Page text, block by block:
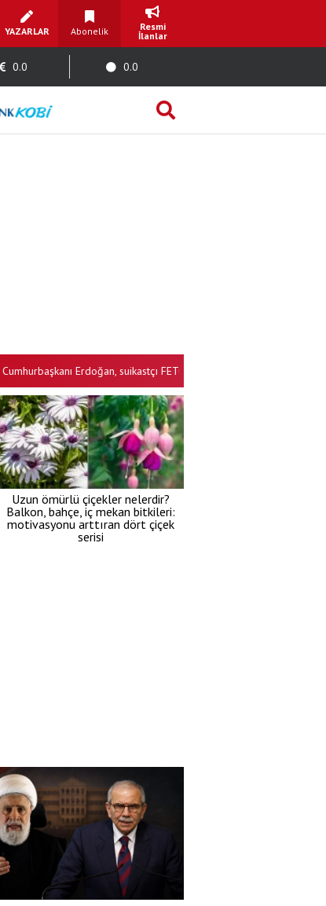
YAZARLAR Abonelik
Resmi
İlanlar
0.0 0.0
Erdoğan, suikastçı FETÖ'cü Burkay Karatepe'den şikâyetçi
Uzun ömürlü çiçekler nelerdir?
Balkon, bahçe, iç mekan bitkileri:
motivasyonu arttıran dört çiçek
serisi